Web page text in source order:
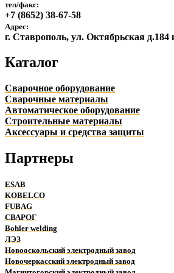
тел/факс:
+7 (8652) 38-67-58
Адрес:
г. Ставрополь, ул. Октябрьская
Каталог
Сварочное оборудование
Сварочные материалы
Автоматическое оборудование
Строительные материалы
Аксессуары и средства защиты
Партнеры
ESAB
KOBELCO
FUBAG
СВАРОГ
Bohler welding
ЛЭЗ
Новооскольский электродный завод
Новочеркасский электродный завод